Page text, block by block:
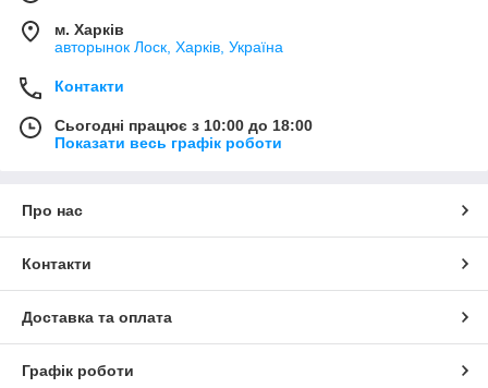
м. Харків
авторынок Лоск, Харків, Україна
Контакти
Сьогодні працює з 10:00 до 18:00
Показати весь графік роботи
Про нас
Контакти
Доставка та оплата
Графік роботи